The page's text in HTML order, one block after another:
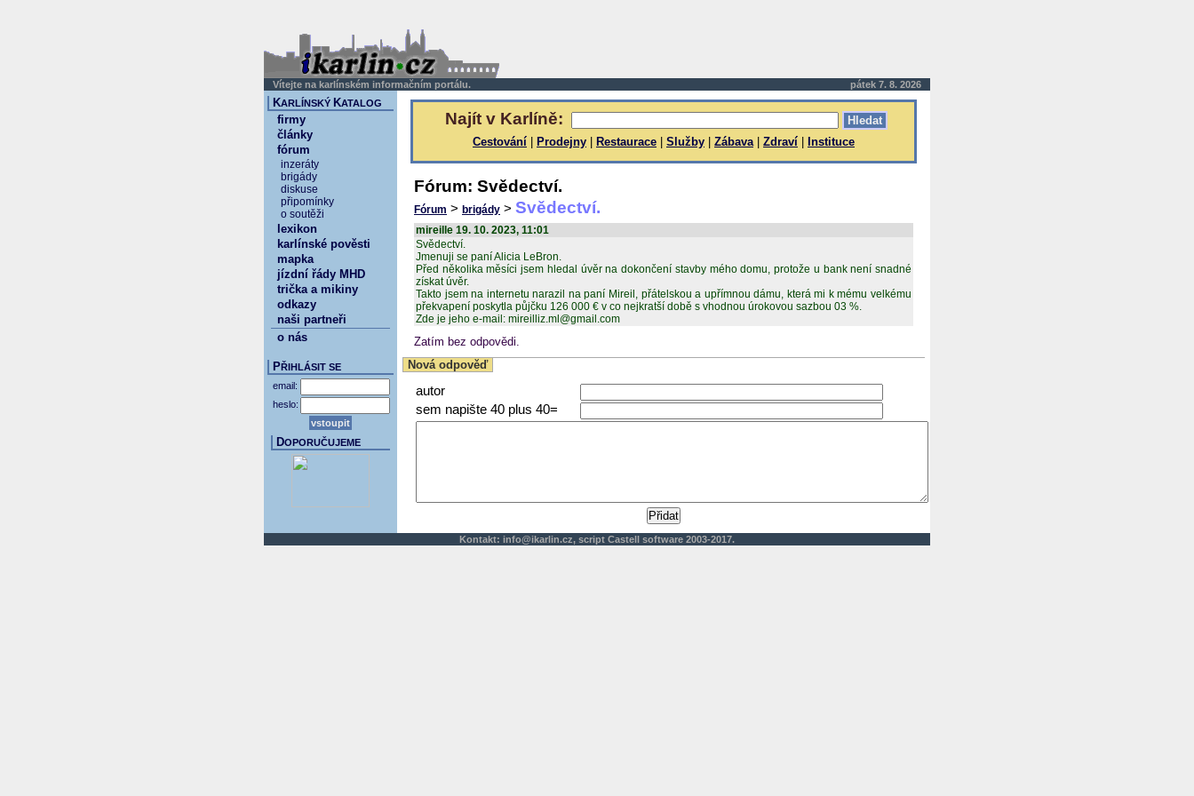
Vítejte na karlínském informačním portálu. pátek 7. 8. 2026
Najít v Karlíně:
Cestování Prodejny Restaurace Služby Zábava| Zdraví Instituce
Fórum: Svědectví.
Fórum > brigády > Svědectví.
mireille 19. 10. 2023, 11:01
Svědectví.
Jmenuji se paní Alicia LeBron.
Před několika měsíci jsem hledal úvěr na dokončení stavby mého domu, protože u bank není snadné
získat úvěr.
Takto jsem na internetu narazil na paní Mireil, přátelskou a upřímnou dámu, která mi k mému velkému
překvapení poskytla půjčku 126 000 € v co nejkratší době s vhodnou úrokovou sazbou 03 %.
Zde je jeho e-mail: mireilliz.ml@gmail.com
Zatím bez odpovědi.
Nová odpověď
autor
sem napište 40 plus 40=
KARLÍNSKÝ KATALOG
firmy
články
fórum
inzeráty
brigády
diskuse
připomínky
o soutěži
lexikon
karlínské pověsti
mapka
jízdní řády MHD
trička a mikiny
odkazy
naši partneři
o nás
PŘIHLÁSIT SE
email:
heslo:
DOPORUČUJEME
Kontakt: info@ikarlin.cz, script Castell software 2003-2017.